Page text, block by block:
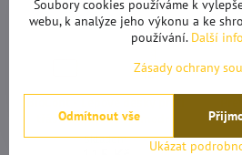
třásněnkám 5 Ks - modré
Skladem
Soubory cookies používáme k
webu, k analýze jeho výkonu a ke
používání. Další
Zásady ochrany
Ukázat
Odmítnout vše